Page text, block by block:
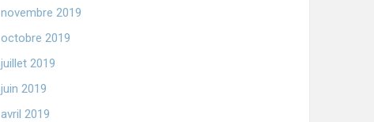
novembre 2019
octobre 2019
juillet 2019
juin 2019
avril 2019